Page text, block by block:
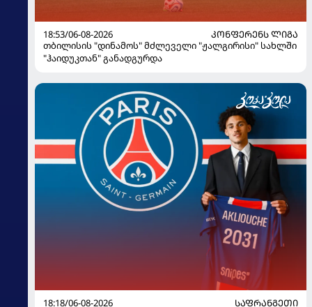
18:53/06-08-2026
ᲙᲝᲜᲤᲔᲠᲔᲜᲡ ᲚᲘᲒᲐ
თბილისის "დინამოს" მძლეველი "ჟალგირისი" სახლში
"ჰაიდუკთან" განადგურდა
18:18/06-08-2026 ᲡᲐᲤᲠᲐᲜᲒᲔᲗᲘ